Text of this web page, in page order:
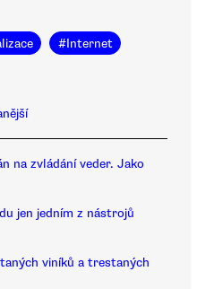
#Internet
na zvládání veder. Jako
jen jedním z nástrojů
viníků a trestaných